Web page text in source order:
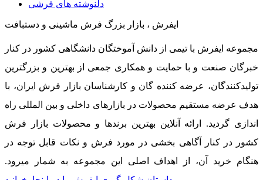
دلنوشته های فرشی
ایفرش ، بازار بزرگ فرش ماشینی و دستبافت
مجموعه ایفرش با تیمی از دانش آموختگان دانشگاهی کشور در کنار
خبرگان صنعت و با حمایت و همکاری جمعی از بهترین و بزرگترین
تولیدکنندگان، عرضه کننده گان و کارشناسان بازار فرش ایران، با
هدف عرضه مستقیم محصولات در بازارهای داخلی و بین المللی راه
اندازی گردید. ارائه آنلاین بهترین برندها و محصولات بازار فرش
کشور در کنار آگاهی بخشی در مورد فرش و نکات قابل توجه در
هنگام خرید آن، از اهداف اصلی این مجموعه به شمار میرود.